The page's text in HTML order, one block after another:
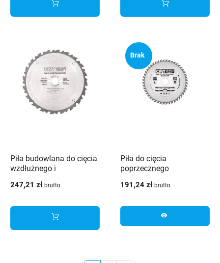
Piła budowlana do cięcia
wzdłużnego i
przeznaczona do drewna
wstawki
247,21 zł brutto
Brak
Piła do cięcia
poprzecznego
i materiałów
191,24 zł brutto
visibility